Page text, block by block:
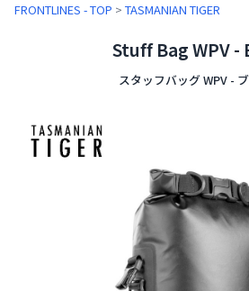
FRONTLINES - TOP > TASMANIAN TIGER
Stuff Bag WPV -
スタッフバッグ WPV -